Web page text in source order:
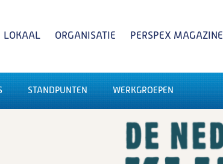
LOKAAL ORGANISATIE PERSPEX MAGAZINE
Zoeken
STANDPUNTEN WERKGROEPEN